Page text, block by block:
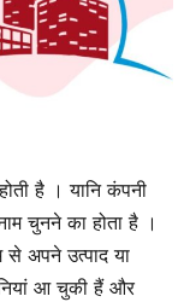
है । यानि कंपनी
चुनने का होता है ।
से अपने उत्पाद या
आ चुकी हैं और